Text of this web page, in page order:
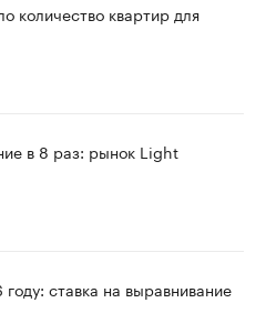
количество квартир для
в 8 раз: рынок Light
ставка на выравнивание